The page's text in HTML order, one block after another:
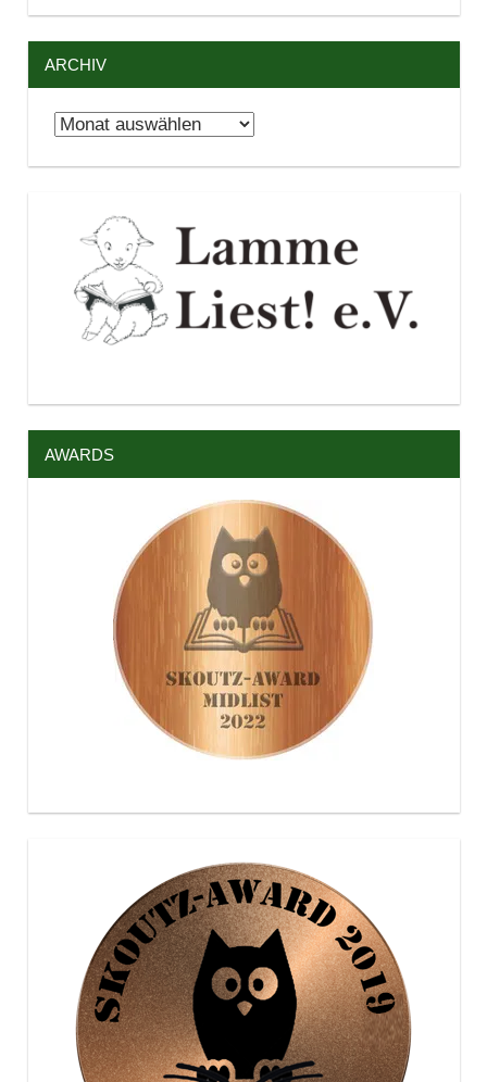
ARCHIV
Archiv
AWARDS